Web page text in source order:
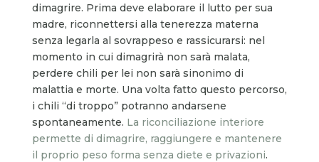
dimagrire. Prima deve elaborare il lutto per sua
madre, riconnettersi alla tenerezza materna
senza legarla al sovrappeso e rassicurarsi: nel
momento in cui dimagrirà non sarà malata,
perdere chili per lei non sarà sinonimo di
malattia e morte. Una volta fatto questo percorso,
i chili “di troppo” potranno andarsene
spontaneamente. La riconciliazione interiore
permette di dimagrire, raggiungere e mantenere
il proprio peso forma senza diete e privazioni.